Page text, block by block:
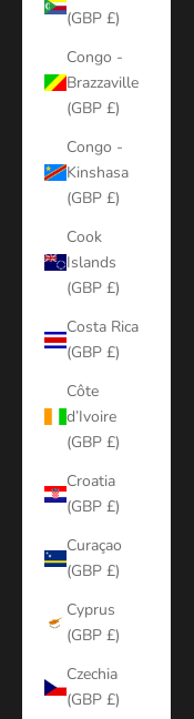
(GBP £)
Congo -
Brazzaville
(GBP £)
Congo -
Kinshasa
(GBP £)
Cook
Islands
(GBP £)
Costa Rica
(GBP £)
Côte
d’Ivoire
(GBP £)
Croatia
(GBP £)
Curaçao
(GBP £)
Cyprus
(GBP £)
Czechia
(GBP £)